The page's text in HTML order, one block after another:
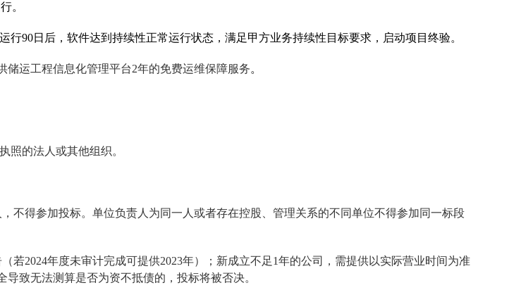
。
行90日 后，软件达到持续性正常运行状态，满足甲方业务持续性目标要求，启动项目终验。
储运工程信息化管理平台2年的免费运维保障服务。
照的法人或其他组织。
不得参加投标。单位负责人为同一人或者存在控股、管理关系的不同单位不得参加同一标段
若2024年度未审计完成可提供2023年）；新成立不足1年的公司，需提供以实际营业时间为准
致无法测算是否为资不抵债的，投标将被否决。